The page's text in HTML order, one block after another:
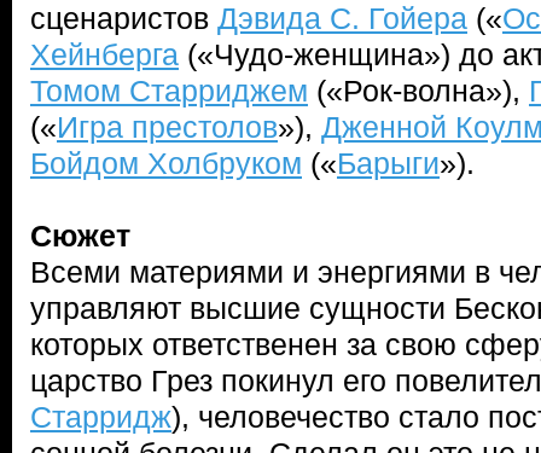
сценаристов Дэвида С. Гойера («
Хейнберга («Чудо-женщина») до
Томом Старриджем («Рок-волна»),
(«Игра престолов»), Дженной
Бойдом Холбруком («Барыги»).
Сюжет
Всеми материями и энергиями в
управляют высшие сущности
которых ответственен за свою
царство Грез покинул его
Старридж), человечество стало